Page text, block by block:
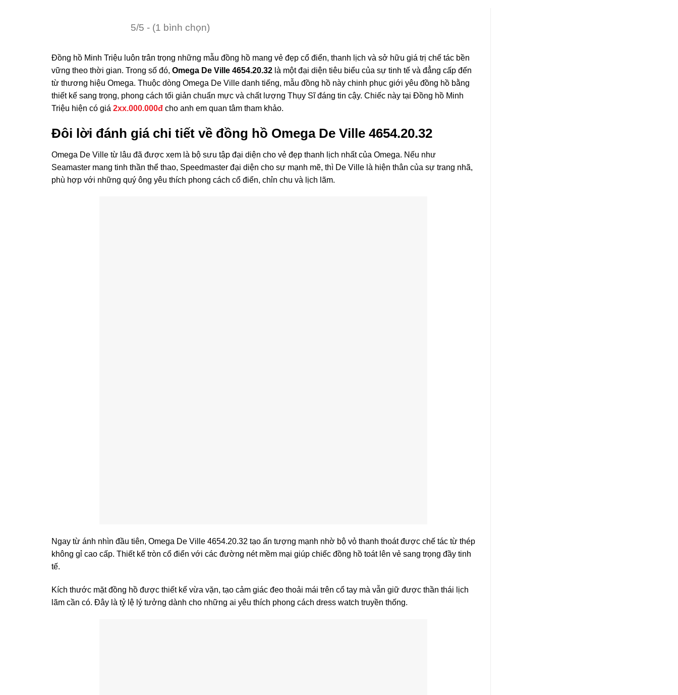
5/5 - (1 bình chọn)
Đồng hồ Minh Triệu luôn trân trọng những mẫu đồng hồ mang vẻ đẹp cổ điển, thanh lịch và sở hữu giá trị chế tác bền
vững theo thời gian. Trong số đó, Omega De Ville 4654.20.32 là một đại diện tiêu biểu của sự tinh tế và đẳng cấp đến
từ thương hiệu Omega. Thuộc dòng Omega De Ville danh tiếng, mẫu đồng hồ này chinh phục giới yêu đồng hồ bằng
thiết kế sang trọng, phong cách tối giản chuẩn mực và chất lượng Thụy Sĩ đáng tin cậy. Chiếc này tại Đồng hồ Minh
Triệu hiện có giá 2xx.000.000đ cho anh em quan tâm tham khảo.
Đôi lời đánh giá chi tiết về đồng hồ Omega De Ville 4654.20.32
Omega De Ville từ lâu đã được xem là bộ sưu tập đại diện cho vẻ đẹp thanh lịch nhất của Omega. Nếu như
Seamaster mang tinh thần thể thao, Speedmaster đại diện cho sự mạnh mẽ, thì De Ville là hiện thân của sự trang nhã,
phù hợp với những quý ông yêu thích phong cách cổ điển, chỉn chu và lịch lãm.
Ngay từ ánh nhìn đầu tiên, Omega De Ville 4654.20.32 tạo ấn tượng mạnh nhờ bộ vỏ thanh thoát được chế tác từ thép
không gỉ cao cấp. Thiết kế tròn cổ điển với các đường nét mềm mại giúp chiếc đồng hồ toát lên vẻ sang trọng đầy tinh
tế.
Kích thước mặt đồng hồ được thiết kế vừa vặn, tạo cảm giác đeo thoải mái trên cổ tay mà vẫn giữ được thần thái lịch
lãm cần có. Đây là tỷ lệ lý tưởng dành cho những ai yêu thích phong cách dress watch truyền thống.